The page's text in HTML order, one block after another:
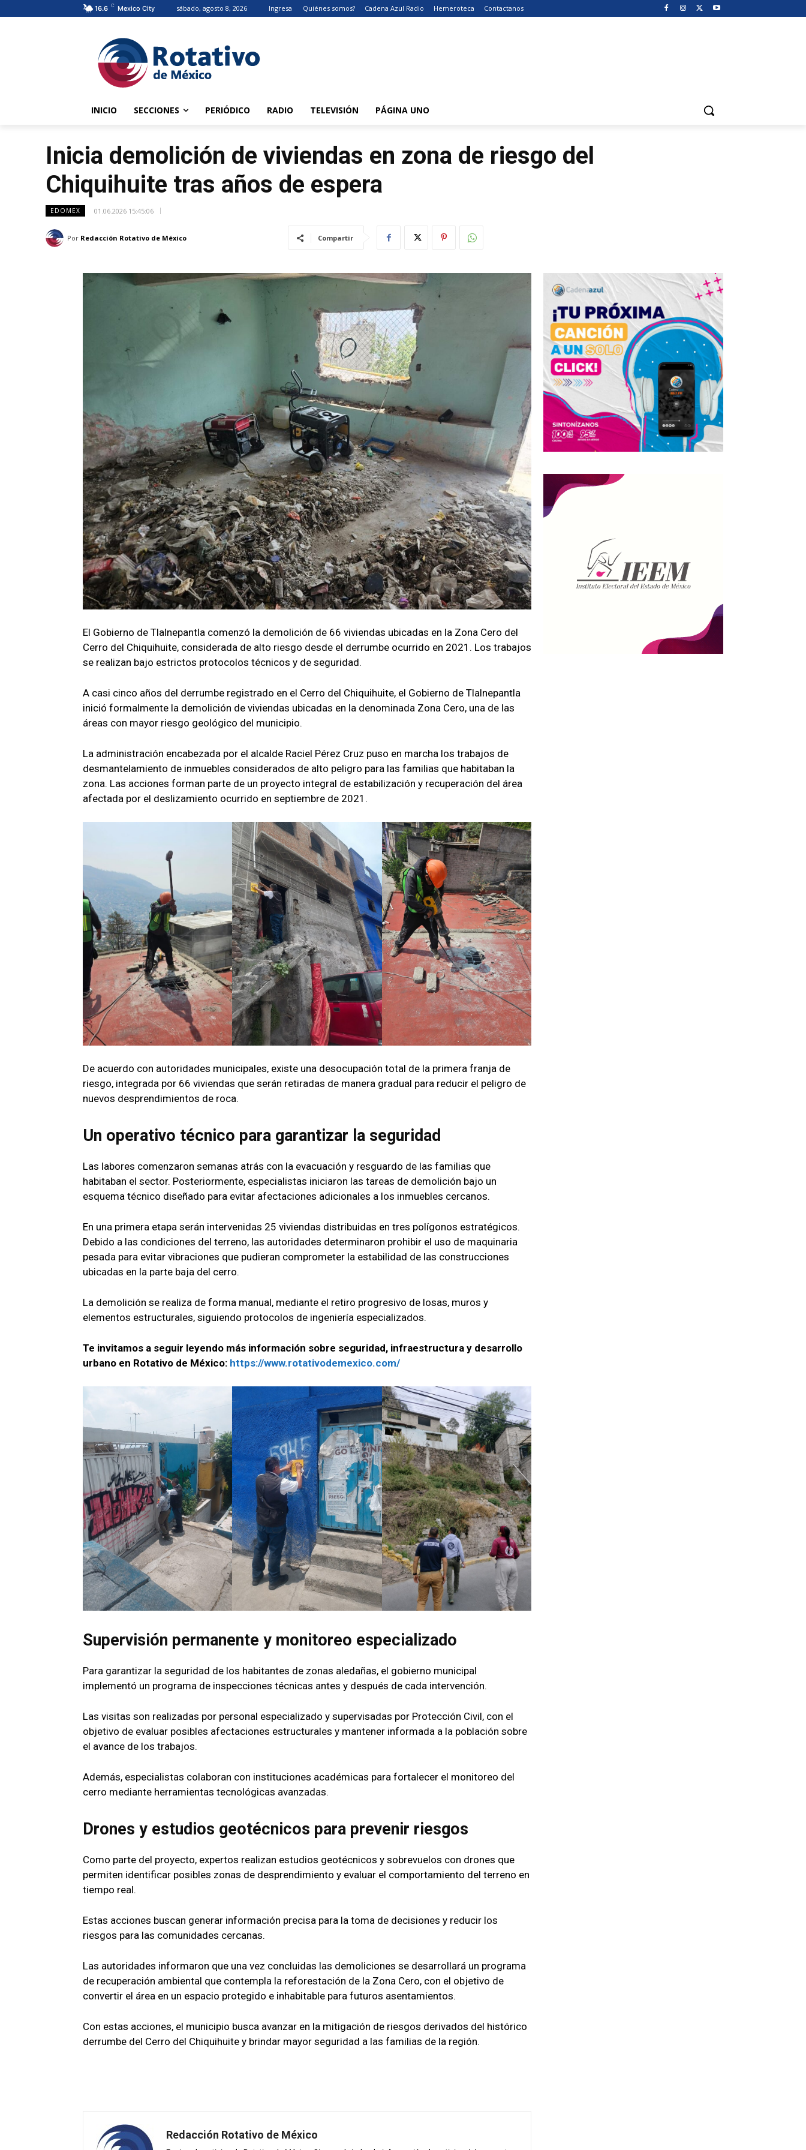
16.6 C Mexico City sábado, agosto 8, 2026 Ingresa Quiénes somos? Cadena Azul Radio Hemeroteca Contactanos
INICIO SECCIONES PERIÓDICO RADIO TELEVISIÓN PÁGINA UNO
Inicia demolición de viviendas en zona de riesgo del
Chiquihuite tras años de espera
EDOMEX 01.06.2026 15:45:06
Por Redacción Rotativo de México Compartir
El Gobierno de Tlalnepantla comenzó la demolición de 66 viviendas ubicadas en la Zona Cero del
Cerro del Chiquihuite, considerada de alto riesgo desde el derrumbe ocurrido en 2021. Los trabajos
se realizan bajo estrictos protocolos técnicos y de seguridad.
A casi cinco años del derrumbe registrado en el Cerro del Chiquihuite, el Gobierno de Tlalnepantla
inició formalmente la demolición de viviendas ubicadas en la denominada Zona Cero, una de las
áreas con mayor riesgo geológico del municipio.
La administración encabezada por el alcalde Raciel Pérez Cruz puso en marcha los trabajos de
desmantelamiento de inmuebles considerados de alto peligro para las familias que habitaban la
zona. Las acciones forman parte de un proyecto integral de estabilización y recuperación del área
afectada por el deslizamiento ocurrido en septiembre de 2021.
De acuerdo con autoridades municipales, existe una desocupación total de la primera franja de
riesgo, integrada por 66 viviendas que serán retiradas de manera gradual para reducir el peligro de
nuevos desprendimientos de roca.
Un operativo técnico para garantizar la seguridad
Las labores comenzaron semanas atrás con la evacuación y resguardo de las familias que
habitaban el sector. Posteriormente, especialistas iniciaron las tareas de demolición bajo un
esquema técnico diseñado para evitar afectaciones adicionales a los inmuebles cercanos.
En una primera etapa serán intervenidas 25 viviendas distribuidas en tres polígonos estratégicos.
Debido a las condiciones del terreno, las autoridades determinaron prohibir el uso de maquinaria
pesada para evitar vibraciones que pudieran comprometer la estabilidad de las construcciones
ubicadas en la parte baja del cerro.
La demolición se realiza de forma manual, mediante el retiro progresivo de losas, muros y
elementos estructurales, siguiendo protocolos de ingeniería especializados.
Te invitamos a seguir leyendo más información sobre seguridad, infraestructura y desarrollo
urbano en Rotativo de México: https://www.rotativodemexico.com/
Supervisión permanente y monitoreo especializado
Para garantizar la seguridad de los habitantes de zonas aledañas, el gobierno municipal
implementó un programa de inspecciones técnicas antes y después de cada intervención.
Las visitas son realizadas por personal especializado y supervisadas por Protección Civil, con el
objetivo de evaluar posibles afectaciones estructurales y mantener informada a la población sobre
el avance de los trabajos.
Además, especialistas colaboran con instituciones académicas para fortalecer el monitoreo del
cerro mediante herramientas tecnológicas avanzadas.
Drones y estudios geotécnicos para prevenir riesgos
Como parte del proyecto, expertos realizan estudios geotécnicos y sobrevuelos con drones que
permiten identificar posibles zonas de desprendimiento y evaluar el comportamiento del terreno en
tiempo real.
Estas acciones buscan generar información precisa para la toma de decisiones y reducir los
riesgos para las comunidades cercanas.
Las autoridades informaron que una vez concluidas las demoliciones se desarrollará un programa
de recuperación ambiental que contempla la reforestación de la Zona Cero, con el objetivo de
convertir el área en un espacio protegido e inhabitable para futuros asentamientos.
Con estas acciones, el municipio busca avanzar en la mitigación de riesgos derivados del histórico
derrumbe del Cerro del Chiquihuite y brindar mayor seguridad a las familias de la región.
Redacción Rotativo de México